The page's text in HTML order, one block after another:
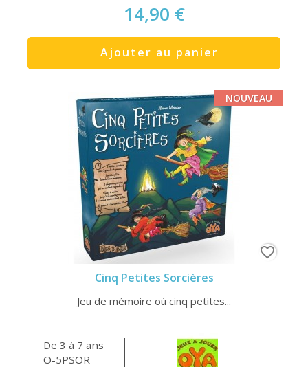
14,90 €
Ajouter au panier
Cinq Petites Sorcières
Jeu de mémoire où cinq petites...
De 3 à 7 ans
O-5PSOR
NOUVEAU
favorite_border